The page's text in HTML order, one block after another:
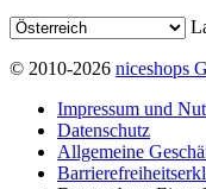
© 2010-2026 niceshops
Impressum und
Datenschutz
Allgemeine